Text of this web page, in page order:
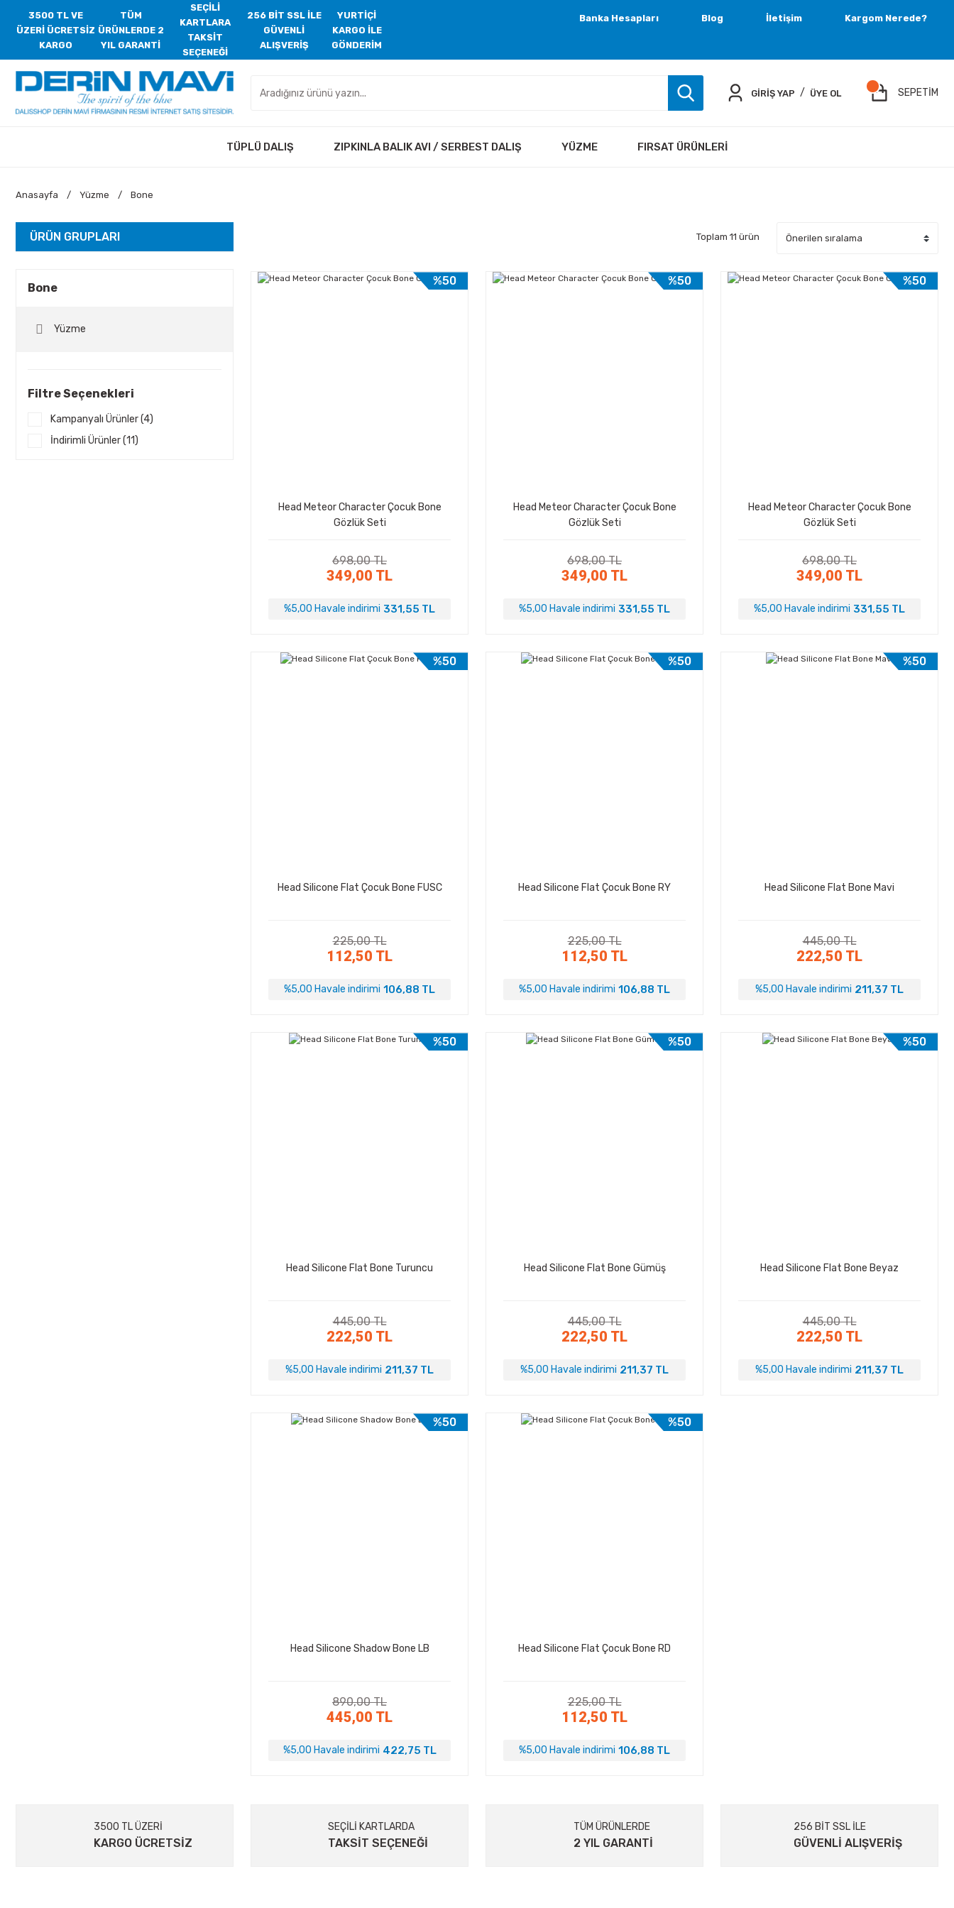
3500 TL VE
ÜZERİ ÜCRETSİZ
KARGO
TÜM
ÜRÜNLERDE 2
YIL GARANTİ
SEÇİLİ
KARTLARA
TAKSİT
SEÇENEĞİ
256 BİT SSL İLE
GÜVENLİ
ALIŞVERİŞ
YURTİÇİ
KARGO İLE
GÖNDERİM
Banka Hesapları Blog İletişim Kargom Nerede?
GİRİŞ YAP / ÜYE OL SEPETİM
TÜPLÜ DALIŞ ZIPKINLA BALIK AVI / SERBEST DALIŞ YÜZME FIRSAT ÜRÜNLERI
Anasayfa Yüzme Bone
ÜRÜN GRUPLARI
Bone
Yüzme
Filtre Seçenekleri
Kampanyalı Ürünler (4)
İndirimli Ürünler (11)
Toplam 11 ürün
%50
Head Meteor Character Çocuk Bone
Gözlük Seti
698,00 TL
349,00 TL
%5,00 Havale indirimi 331,55 TL
%50
Head Meteor Character Çocuk Bone
Gözlük Seti
698,00 TL
349,00 TL
%5,00 Havale indirimi 331,55 TL
%50
Head Meteor Character Çocuk Bone
Gözlük Seti
698,00 TL
349,00 TL
%5,00 Havale indirimi 331,55 TL
%50
Head Silicone Flat Çocuk Bone FUSC
225,00 TL
112,50 TL
%5,00 Havale indirimi 106,88 TL
%50
Head Silicone Flat Çocuk Bone RY
225,00 TL
112,50 TL
%5,00 Havale indirimi 106,88 TL
%50
Head Silicone Flat Bone Mavi
445,00 TL
222,50 TL
%5,00 Havale indirimi 211,37 TL
%50
Head Silicone Flat Bone Turuncu
445,00 TL
222,50 TL
%5,00 Havale indirimi 211,37 TL
%50
Head Silicone Flat Bone Gümüş
445,00 TL
222,50 TL
%5,00 Havale indirimi 211,37 TL
%50
Head Silicone Flat Bone Beyaz
445,00 TL
222,50 TL
%5,00 Havale indirimi 211,37 TL
%50
Head Silicone Shadow Bone LB
890,00 TL
445,00 TL
%5,00 Havale indirimi 422,75 TL
%50
Head Silicone Flat Çocuk Bone RD
225,00 TL
112,50 TL
%5,00 Havale indirimi 106,88 TL
3500 TL ÜZERİ
KARGO ÜCRETSİZ
SEÇİLİ KARTLARDA
TAKSİT SEÇENEĞİ
TÜM ÜRÜNLERDE
2 YIL GARANTİ
256 BİT SSL İLE
GÜVENLİ ALIŞVERİŞ